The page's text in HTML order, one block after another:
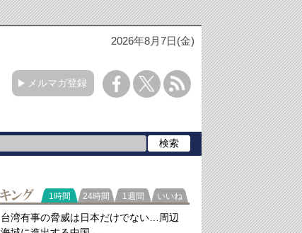
2026年8月7日(金)
メルマガ登録
ランキング
1時間 24時間 1週間 いいね
台湾有事の脅威は日本だけでない…周辺